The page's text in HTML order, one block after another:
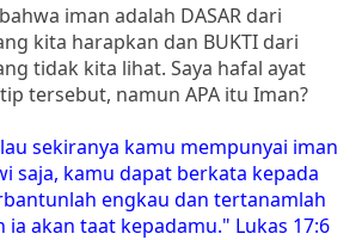
iman adalah DASAR dari
kita harapkan dan BUKTI dari
tidak kita lihat. Saya hafal ayat
tersebut, namun APA itu Iman?
sekiranya kamu mempunyai iman
saja, kamu dapat berkata kepada
engkau dan tertanamlah
ia akan taat kepadamu." Lukas 17:6